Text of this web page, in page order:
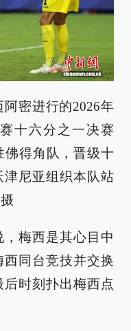
密进行的2026年
十六分之一决赛
佛得角队，晋级十
津尼亚组织本队站
梅西是其心目中
同台竞技并交换
时刻扑出梅西点